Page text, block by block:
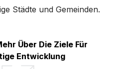
Über Die Ziele Für
Entwicklung